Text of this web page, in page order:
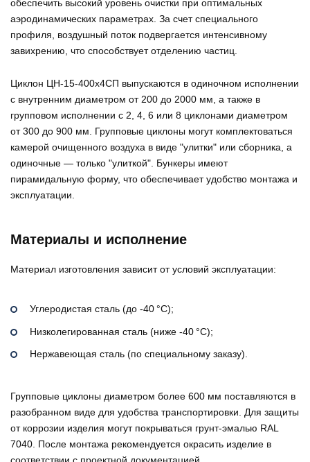
обеспечить высокий уровень очистки при оптимальных
аэродинамических параметрах. За счет специального
профиля, воздушный поток подвергается интенсивному
завихрению, что способствует отделению частиц.
Циклон ЦН-15-400х4СП выпускаются в одиночном исполнении
с внутренним диаметром от 200 до 2000 мм, а также в
групповом исполнении с 2, 4, 6 или 8 циклонами диаметром
от 300 до 900 мм. Групповые циклоны могут комплектоваться
камерой очищенного воздуха в виде "улитки" или сборника, а
одиночные — только "улиткой". Бункеры имеют
пирамидальную форму, что обеспечивает удобство монтажа и
эксплуатации.
Материалы и исполнение
Материал изготовления зависит от условий эксплуатации:
Углеродистая сталь (до -40 °C);
Низколегированная сталь (ниже -40 °C);
Нержавеющая сталь (по специальному заказу).
Групповые циклоны диаметром более 600 мм поставляются в
разобранном виде для удобства транспортировки. Для защиты
от коррозии изделия могут покрываться грунт-эмалью RAL
7040. После монтажа рекомендуется окрасить изделие в